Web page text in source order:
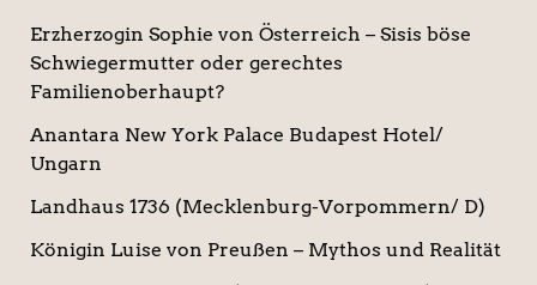
Erzherzogin Sophie von Österreich – Sisis böse
Schwiegermutter oder gerechtes
Familienoberhaupt?
Anantara New York Palace Budapest Hotel/
Ungarn
Landhaus 1736 (Mecklenburg-Vorpommern/ D)
Königin Luise von Preußen – Mythos und Realität